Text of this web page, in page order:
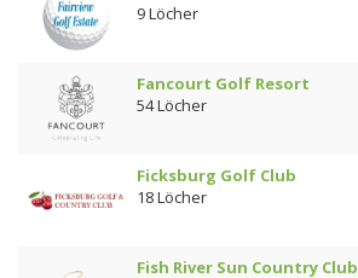
9 Löcher
Fancourt Golf Resort
54 Löcher
Ficksburg Golf Club
18 Löcher
Fish River Sun Country Club